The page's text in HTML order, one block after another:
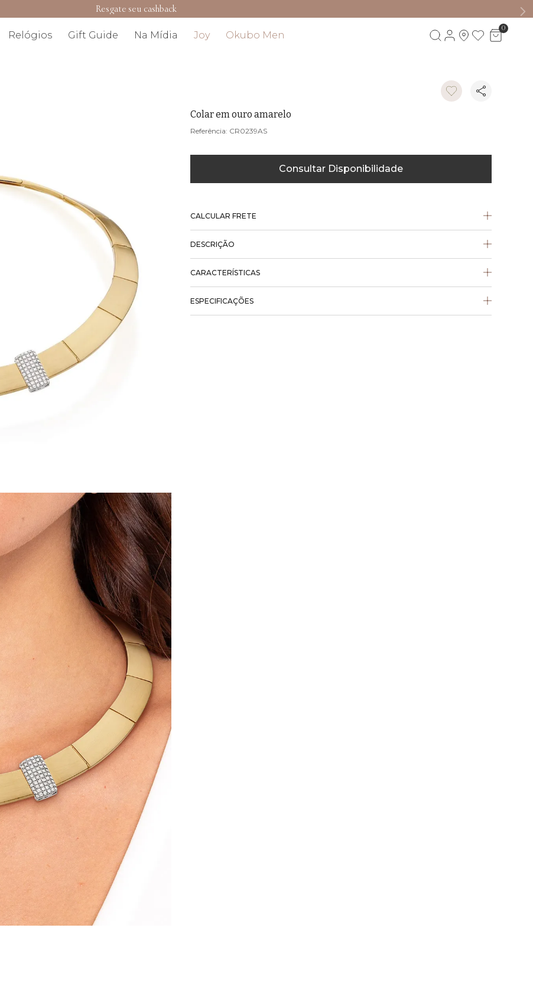
Resgate seu cashback
Relógios Gift Guide Na Mídia Joy Okubo Men
0
Colar em ouro amarelo
CR0239AS
Consultar Disponibilidade
CALCULAR FRETE
DESCRIÇÃO
CARACTERÍSTICAS
ESPECIFICAÇÕES